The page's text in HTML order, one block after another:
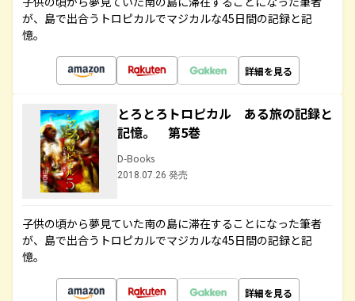
が、島で出合うトロピカルでマジカルな45日間の記録と記
憶。
詳細を見る
とろとろトロピカル ある旅の記録と
記憶。 第5巻
D-Books
2018.07.26 発売
子供の頃から夢見ていた南の島に滞在することになった筆者
が、島で出合うトロピカルでマジカルな45日間の記録と記
憶。
詳細を見る